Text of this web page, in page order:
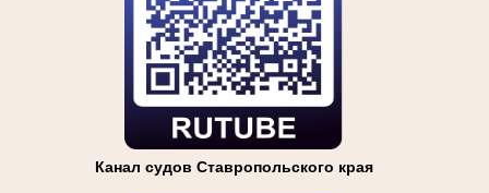
Канал судов Ставропольского края